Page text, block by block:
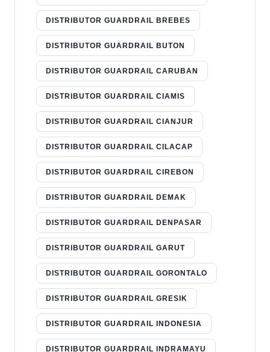
DISTRIBUTOR GUARDRAIL BREBES
DISTRIBUTOR GUARDRAIL BUTON
DISTRIBUTOR GUARDRAIL CARUBAN
DISTRIBUTOR GUARDRAIL CIAMIS
DISTRIBUTOR GUARDRAIL CIANJUR
DISTRIBUTOR GUARDRAIL CILACAP
DISTRIBUTOR GUARDRAIL CIREBON
DISTRIBUTOR GUARDRAIL DEMAK
DISTRIBUTOR GUARDRAIL DENPASAR
DISTRIBUTOR GUARDRAIL GARUT
DISTRIBUTOR GUARDRAIL GORONTALO
DISTRIBUTOR GUARDRAIL GRESIK
DISTRIBUTOR GUARDRAIL INDONESIA
DISTRIBUTOR GUARDRAIL INDRAMAYU